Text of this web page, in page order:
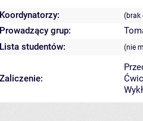
Koordynatorzy: (brak
Prowadzący grup:
Lista studentów:
(nie
Zaliczenie: